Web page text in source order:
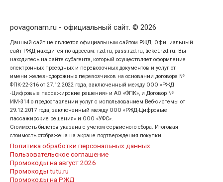
povagonam.ru - официальный сайт. © 2026
Данный сайт не является официальным сайтом РЖД. Официальный
сайт РЖД находится по адресам: rzd.ru, pass.rzd.ru, ticket.rzd.ru. Вы
находитесь на сайте субагента, который осуществляет оформление
электронных проездных и перевозочных документов и услуг от
имени железнодорожных перевозчиков на основании договора №
ФПК-22-316 от 27.12.2022 года, заключенный между ООО «РЖД
-Цифровые пассажирские решения» и АО «ФПК», и Договор №
ИМ-314 о предоставлении услуг с использованием Веб-системы от
29.12.2017 года, заключенный между ООО «РЖД-Цифровые
пассажирские решения» и ООО «УФС».
Стоимость билетов указана с учетом сервисного сбора. Итоговая
стоимость отображена на экране подтверждения покупки.
Политика обработки персональных данных
Пользовательское соглашение
Промокоды на август 2026
Промокоды tutu.ru
Промокоды на РЖД